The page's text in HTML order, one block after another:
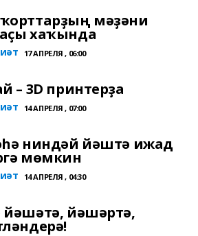
мәҙәни
хаҡында
17 АПРЕЛЯ , 06:00
– 3D принтерҙа
14 АПРЕЛЯ , 07:00
ниндәй йәштә ижад
мөмкин
14 АПРЕЛЯ , 04:30
йәшәртә,